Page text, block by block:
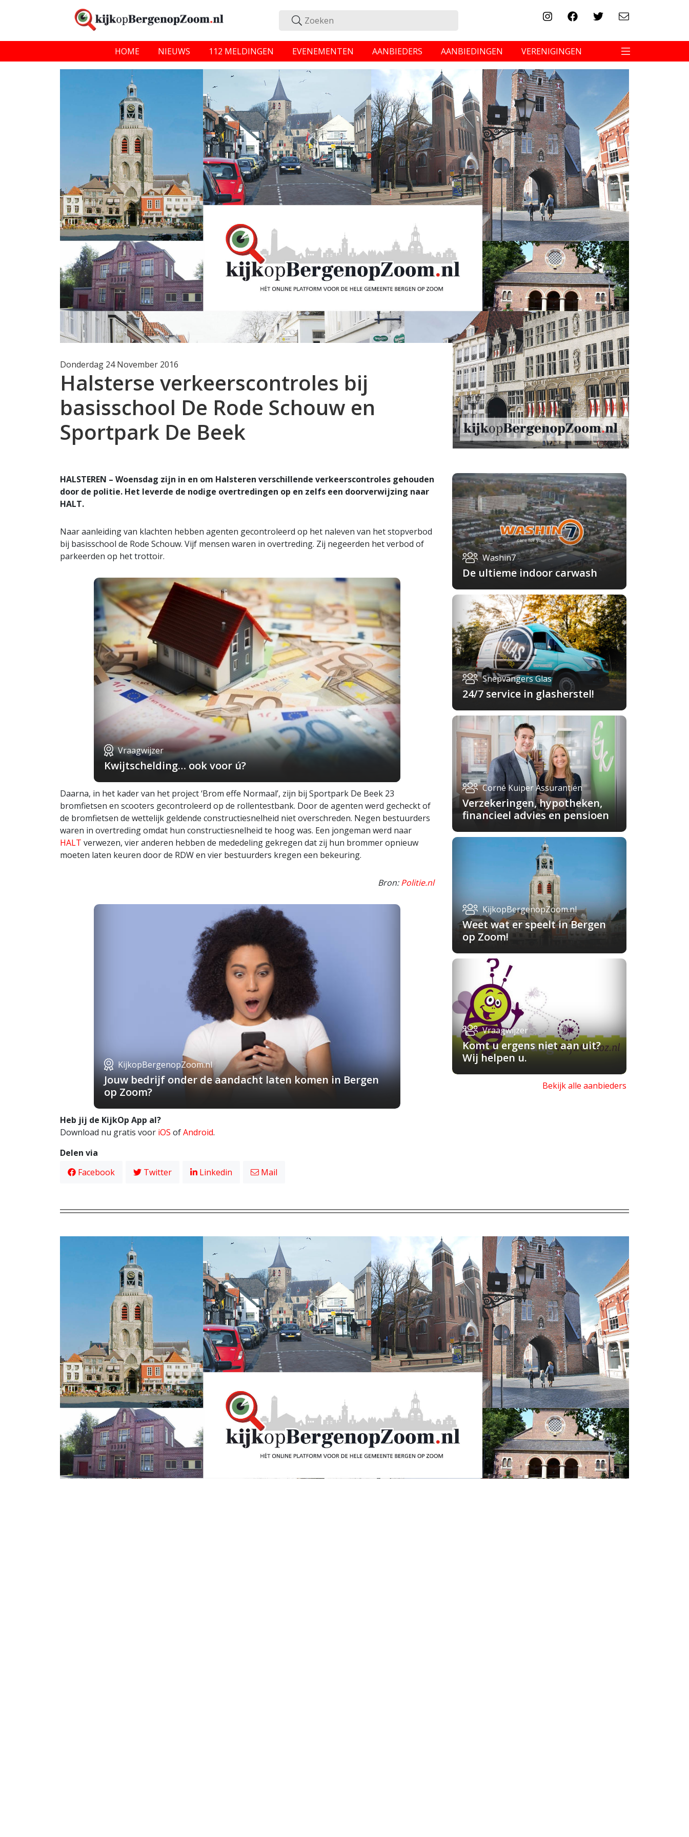
HOME NIEUWS 112 MELDINGEN EVENEMENTEN AANBIEDERS AANBIEDINGEN VERENIGINGEN
Donderdag 24 November 2016
Halsterse verkeerscontroles bij
basisschool De Rode Schouw en
Sportpark De Beek
HALSTEREN – Woensdag zijn in en om Halsteren verschillende verkeerscontroles gehouden
door de politie. Het leverde de nodige overtredingen op en zelfs een doorverwijzing naar
HALT.
Naar aanleiding van klachten hebben agenten gecontroleerd op het naleven van het stopverbod
bij basisschool de Rode Schouw. Vijf mensen waren in overtreding. Zij negeerden het verbod of
parkeerden op het trottoir.
Vraagwijzer
Kwijtschelding… ook voor ú?
Daarna, in het kader van het project ‘Brom effe Normaal’, zijn bij Sportpark De Beek 23
bromfietsen en scooters gecontroleerd op de rollentestbank. Door de agenten werd gecheckt of
de bromfietsen de wettelijk geldende constructiesnelheid niet overschreden. Negen bestuurders
waren in overtreding omdat hun constructiesnelheid te hoog was. Een jongeman werd naar
HALT verwezen, vier anderen hebben de mededeling gekregen dat zij hun brommer opnieuw
moeten laten keuren door de RDW en vier bestuurders kregen een bekeuring.
Bron:Politie.nl
KijkopBergenopZoom.nl
Jouw bedrijf onder de aandacht laten komen in Bergen
op Zoom?
Heb jij de KijkOp App al?
Download nu gratis voor iOS ofAndroid.
Delen via
Facebook
Twitter Linkedin Mail
Washin7
De ultieme indoor carwash
Snepvangers Glas
24/7 service in glasherstel!
Corné Kuiper Assurantiën
Verzekeringen, hypotheken,
financieel advies en pensioen
KijkopBergenopZoom.nl
Weet wat er speelt in Bergen
op Zoom!
Vraagwijzer
Komt u ergens niet aan uit?
Wij helpen u.
Bekijk alle aanbieders